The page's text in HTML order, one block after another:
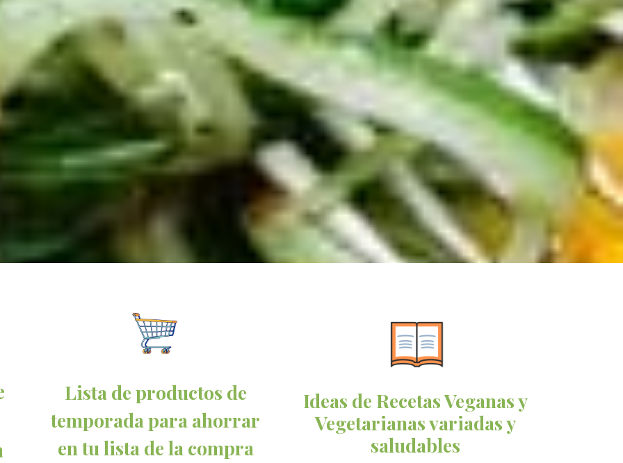
Lista de productos de
temporada para ahorrar
en tu lista de la compra
Ideas de Recetas Veganas y
Vegetarianas variadas y
saludables